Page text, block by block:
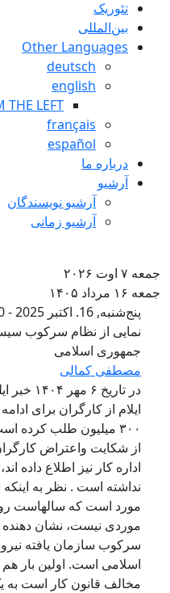
تئوریک
بین‌المللی
Other Languages
deutsch
english
THE LEFT
français
español
درباره ما
آرشیو
آرشیو نویسندگان
آرشیو زمانی
۷ اوت ۲۰۲۶
۱۶ مرداد ۱۴۰۵
نمایی از
پنج‌شنبه, 16. اکتبر 2025 - 18:50
نمایی از نظام سرکوب
جمهوری اسلامی
مصطفی کمالی
در تاریخ ۶ مهر
ایلام از کارگران برای
۳۰۰ میلیون طلب کرده
از شکایت واعتراض
اداره کار نیز اطلاع داده
نداشتە است . نظر بە اینکە
مورد است کە سالهاست
موردی نیست، نشان دهنده
سرکوب سازمان یافته
اسلامی است. اولین بار هم
مخالف قانون کار است بە یک